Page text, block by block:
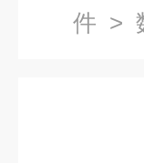
件 >